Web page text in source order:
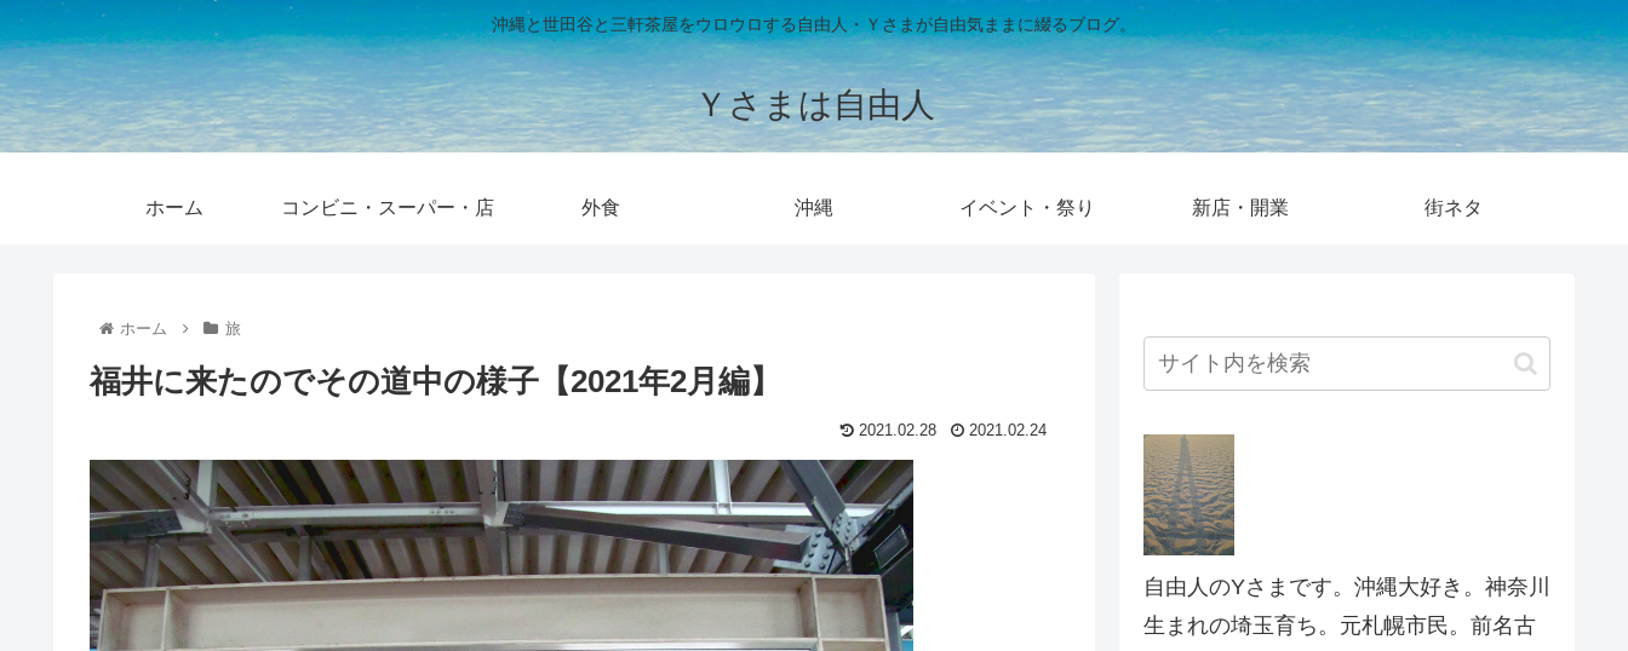
沖縄と世田谷と三軒茶屋をウロウロする自由人・Ｙさまが自由気ままに綴るブログ。
Ｙさまは自由人
ホーム コンビニ・スーパー・店 外食 沖縄 イベント・祭り 新店・開業 街ネタ
ホーム 旅
福井に来たのでその道中の様子【2021年2月編】
2021.02.28 2021.02.24
自由人のYさまです。沖縄大好き。神奈川
生まれの埼玉育ち。元札幌市民。前名古